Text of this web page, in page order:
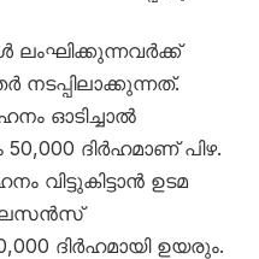
ഓടിച്ചാൽ
ദിർഹമാണ് പിഴ.
വിട്ടുകിട്ടാൻ ഉടമ
ദിർഹമായി ഉയരും.